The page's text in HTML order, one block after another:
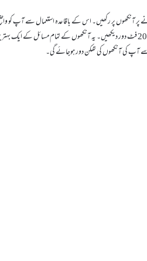
ہونے پر آنکھوں پر رکھیں۔ اس کے باقاعدہ استعمال سے آپ کو
آپ کی آنکھوں کی تھکن دور ہوجائے گی۔